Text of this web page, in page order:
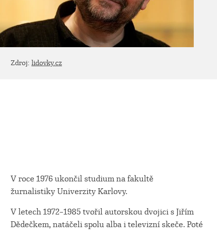
Zdroj: lidovky.cz
V roce 1976 ukončil studium na fakultě
žurnalistiky Univerzity Karlovy.
V letech 1972–1985 tvořil autorskou dvojici s Jiřím
Dědečkem, natáčeli spolu alba i televizní skeče. Poté